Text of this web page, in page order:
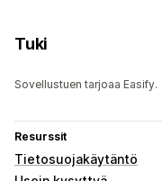
Tuki
Sovellustuen tarjoaa Easify.
Resurssit
Tietosuojakäytäntö